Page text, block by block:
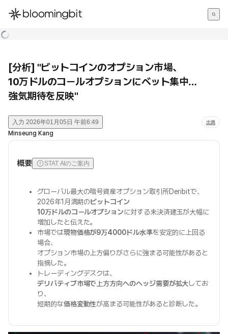
한국어
[分析] "ビットコインのオプション市場、
10万ドルのコールオプションにベット集中…
強気期待を反映"
入力 2026年01月05日 午前6:49 出典
Minseung Kang
概要 STAT AIのご案内
グローバル最大の暗号資産オプション取引所Deribitで、
2026年1月満期のビットコイン
10万ドルのコールオプションに対する未決済建玉が大幅に
増加したと伝えた。
市場では現物価格が9万4000ドル水準を安定的に上回る
場合、
オプション市場の上方偏りがさらに強まる可能性があると
指摘した。
トレーディングデスクは、
デリバティブ市場で上方方向へのヘッジ需要が拡大してお
り、
短期的な価格変動性が高まる可能性があると診断した。